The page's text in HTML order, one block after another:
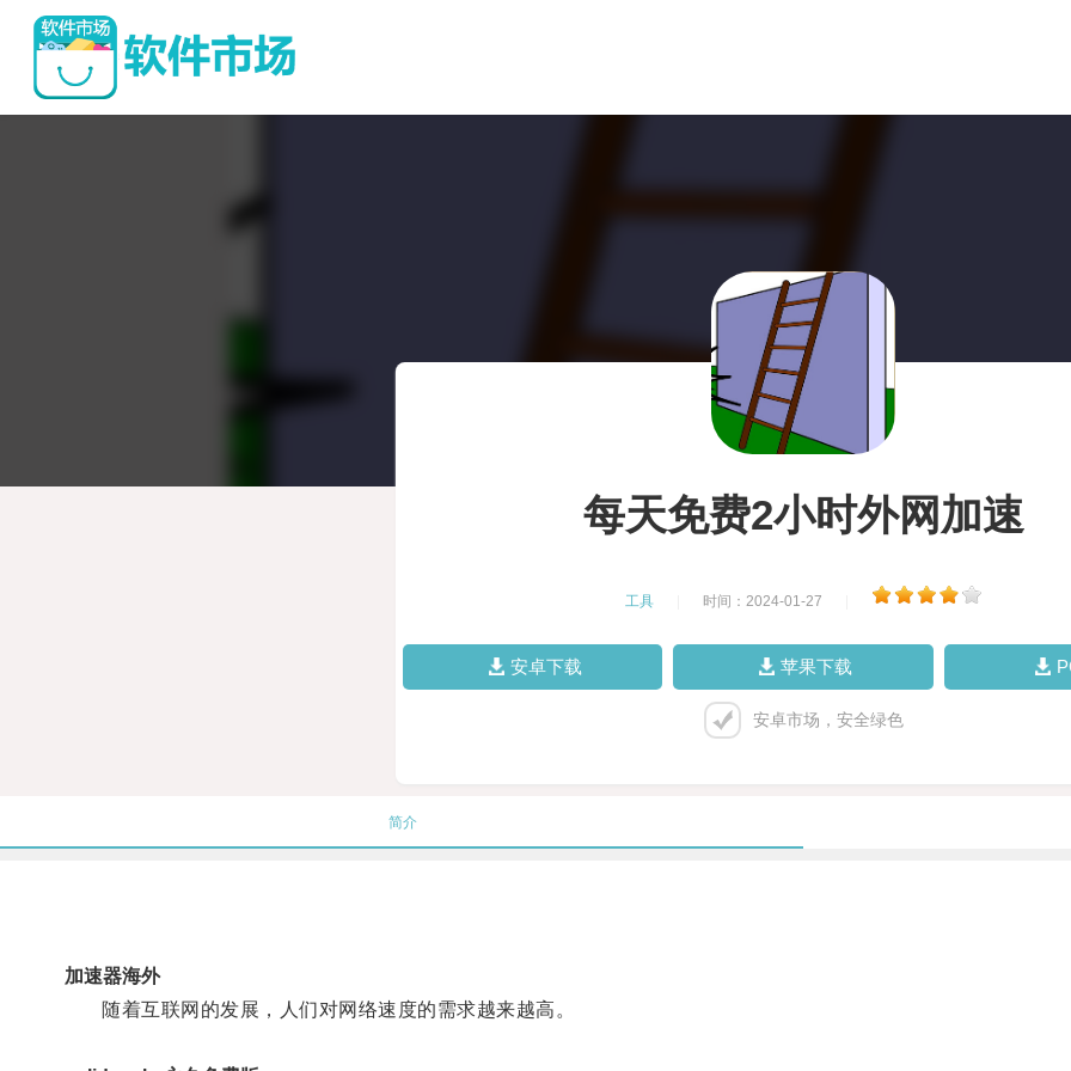
每天免费2小时外网加速
工具 时间：2024-01-27
安卓下载 苹果下载
安卓市场，安全绿色
简介
加速器海外
随着互联网的发展，人们对网络速度的需求越来越高。